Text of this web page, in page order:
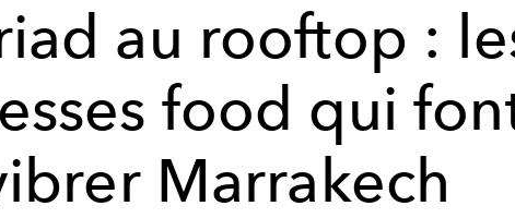
au rooftop :
food qui
Marrakech